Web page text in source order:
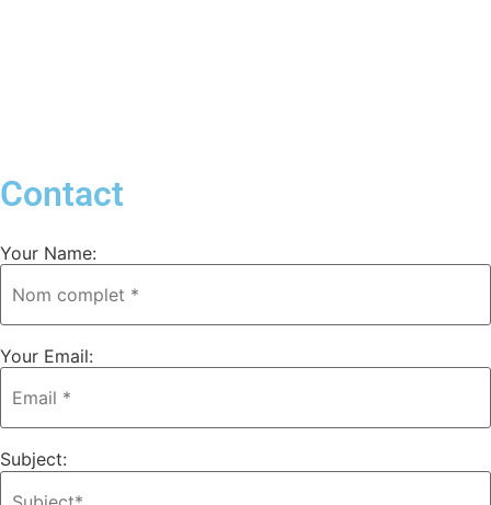
Contact
Your Name:
Your Email:
Subject: